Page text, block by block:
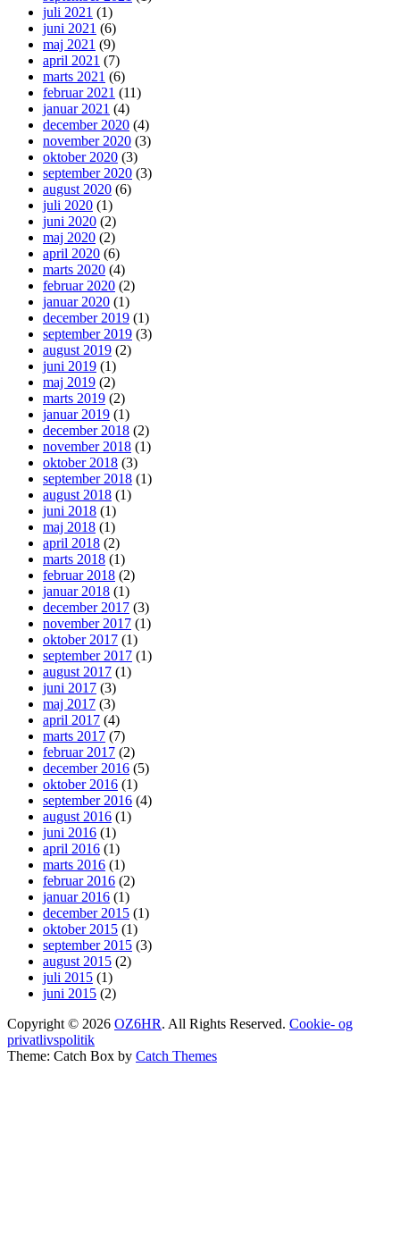
juli 2021 (1)
juni 2021 (6)
maj 2021 (9)
april 2021 (7)
marts 2021 (6)
februar 2021 (11)
januar 2021 (4)
december 2020 (4)
november 2020 (3)
oktober 2020 (3)
september 2020 (3)
august 2020 (6)
juli 2020 (1)
juni 2020 (2)
maj 2020 (2)
april 2020 (6)
marts 2020 (4)
februar 2020 (2)
januar 2020 (1)
december 2019 (1)
september 2019 (3)
august 2019 (2)
juni 2019 (1)
maj 2019 (2)
marts 2019 (2)
januar 2019 (1)
december 2018 (2)
november 2018 (1)
oktober 2018 (3)
september 2018 (1)
august 2018 (1)
juni 2018 (1)
maj 2018 (1)
april 2018 (2)
marts 2018 (1)
februar 2018 (2)
januar 2018 (1)
december 2017 (3)
november 2017 (1)
oktober 2017 (1)
september 2017 (1)
august 2017 (1)
juni 2017 (3)
maj 2017 (3)
april 2017 (4)
marts 2017 (7)
februar 2017 (2)
december 2016 (5)
oktober 2016 (1)
september 2016 (4)
august 2016 (1)
juni 2016 (1)
april 2016 (1)
marts 2016 (1)
februar 2016 (2)
januar 2016 (1)
december 2015 (1)
oktober 2015 (1)
september 2015 (3)
august 2015 (2)
juli 2015 (1)
juni 2015 (2)
Copyright © 2026 OZ6HR. All Rights Reserved. Cookie- og
privatlivspolitik
Theme: Catch Box by Catch Themes